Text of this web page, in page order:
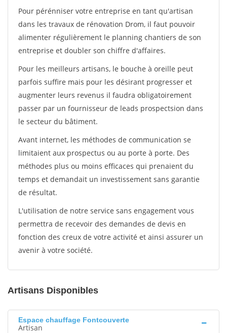
Pour pérénniser votre entreprise en tant qu'artisan
dans les travaux de rénovation Drom, il faut pouvoir
alimenter régulièrement le planning chantiers de son
entreprise et doubler son chiffre d'affaires.
Pour les meilleurs artisans, le bouche à oreille peut
parfois suffire mais pour les désirant progresser et
augmenter leurs revenus il faudra obligatoirement
passer par un fournisseur de leads prospectsion dans
le secteur du bâtiment.
Avant internet, les méthodes de communication se
limitaient aux prospectus ou au porte à porte. Des
méthodes plus ou moins efficaces qui prenaient du
temps et demandait un investissement sans garantie
de résultat.
L'utilisation de notre service sans engagement vous
permettra de recevoir des demandes de devis en
fonction des creux de votre activité et ainsi assurer un
avenir à votre société.
Artisans Disponibles
Espace chauffage Fontcouverte
Artisan